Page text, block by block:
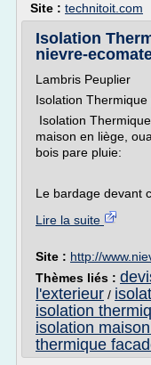
Site : technitoit.com
Isolation
nievre-
Lambris Peuplier
Isolation
Isolation
maison en liège,
bois pare pluie:
Le bardage devant
Lire la suite
Site : http://
Thèmes liés :
l'exterieur /
isolation
isolation
thermique